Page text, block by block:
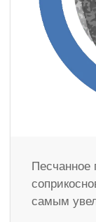
Песчанное
самым